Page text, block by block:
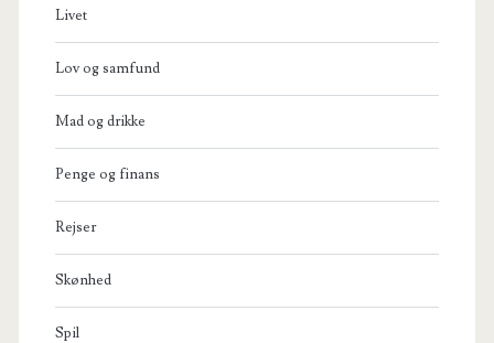
Livet
Lov og samfund
Mad og drikke
Penge og finans
Rejser
Skønhed
Spil